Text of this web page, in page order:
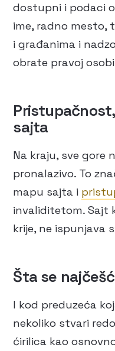
dostupni i podaci
ime, radno mesto,
i građanima i
obrate pravoj
sajta
Na kraju, sve gore
pronalazivo. To
mapu sajta i
invaliditetom. Sajt
krije, ne ispunjava
Šta se
I kod preduzeća
nekoliko stvari
ćirilica kao